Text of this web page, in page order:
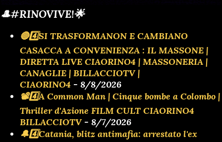
🎩#RINOVIVE!🌟
🔴4️⃣SI TRASFORMANON E CAMBIANO
CASACCA A CONVENIENZA : IL MASSONE |
DIRETTA LIVE CIAORINO4 | MASSONERIA |
CANAGLIE | BILLACCIOTV |
CIAORINO4 - 8/8/2026
📽️4️⃣A Common Man | Cinque bombe a Colombo |
Thriller d'Azione FILM CULT CIAORINO4
BILLACCIOTV- 8/7/2026
🔔4️⃣Catania, blitz antimafia: arrestato l'ex